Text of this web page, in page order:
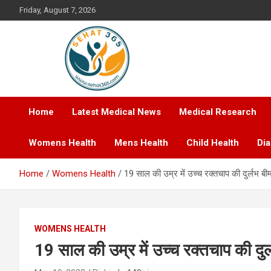
to
Friday, August 7, 2026
Sehat365
Your's Complete Health Guide
Home
Latest Medical News Medical Research
Womens Health Mens Health Child Health
Home Womens Health 19 साल की उम्र में उच्च रक्तचाप की दुर्लभ
WOMENS HEALTH
19 साल की उम्र में उच्च रक्तचाप की